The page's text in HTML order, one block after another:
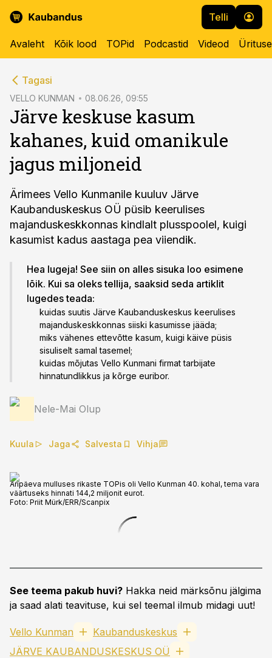
Telli
Avaleht Kõik lood TOPid Podcastid Videod
Tagasi
VELLO KUNMAN 08.06.26, 09:55
Järve keskuse kasum
kahanes, kuid omanikule
jagus miljoneid
Ärimees Vello Kunmanile kuuluv Järve
Kaubanduskeskus OÜ püsib keerulises
majanduskeskkonnas kindlalt plusspoolel, kuigi
kasumist kadus aastaga pea viiendik.
Hea lugeja! See siin on alles sisuka loo esimene
lõik. Kui sa oleks tellija, saaksid seda artiklit
lugedes teada:
kuidas suutis Järve Kaubanduskeskus keerulises
majanduskeskkonnas siiski kasumisse jääda;
miks vähenes ettevõtte kasum, kuigi käive püsis
sisuliselt samal tasemel;
kuidas mõjutas Vello Kunmani firmat tarbijate
hinnatundlikkus ja kõrge euribor.
Nele-Mai Olup
Kuula Jaga Salvesta Vihja
Äripäeva mulluses rikaste TOPis oli Vello Kunman 40. kohal, tema vara
väärtuseks hinnati 144,2 miljonit eurot.
Foto: Priit Mürk/ERR/Scanpix
See teema pakub huvi? Hakka neid märksõnu jälgima
ja saad alati teavituse, kui sel teemal ilmub midagi uut!
Vello Kunman
Kaubanduskeskus
JÄRVE KAUBANDUSKESKUS OÜ